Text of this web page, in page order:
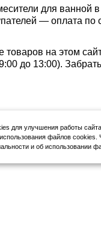
для ванной
— оплата по
товаров на этом
до 13:00).
для улучшения работы
файлов
и об использовании